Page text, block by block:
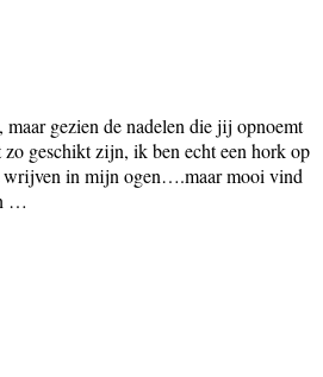
gezien de nadelen die jij opnoemt
geschikt zijn, ik ben echt een hork op
wrijven in mijn ogen….maar mooi vind
…